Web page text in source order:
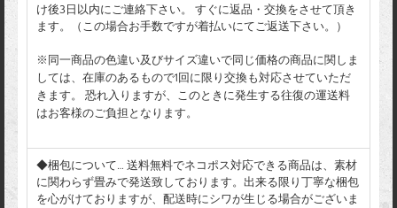
け後3日以内にご連絡下さい。 すぐに返品・交換をさせて頂き
ます。（この場合お手数ですが着払いにてご返送下さい。）
※同一商品の色違い及びサイズ違いで同じ価格の商品に関しま
しては、在庫のあるもので1回に限り交換も対応させていただ
きます。 恐れ入りますが、このときに発生する往復の運送料
はお客様のご負担となります。
◆梱包について… 送料無料でネコポス対応できる商品は、素材
に関わらず畳みで発送致しております。出来る限り丁寧な梱包
を心がけておりますが、配送時にシワが生じる場合がございま